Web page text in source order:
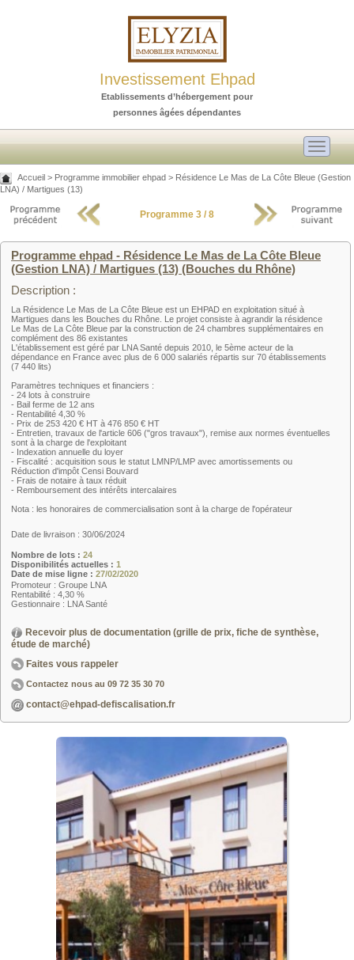
Investissement Ehpad
Etablissements d’hébergement pour
personnes âgées dépendantes
Toggle
Accueil > Programme immobilier ehpad > Résidence Le Mas de La Côte Bleue (Gestion
LNA) / Martigues (13)
Programme 3 / 8
Programme ehpad - Résidence Le Mas de La Côte Bleue
(Gestion LNA) / Martigues (13) (Bouches du Rhône)
Description :
La Résidence Le Mas de La Côte Bleue est un EHPAD en exploitation situé à
Martigues dans les Bouches du Rhône. Le projet consiste à agrandir la résidence
Le Mas de La Côte Bleue par la construction de 24 chambres supplémentaires en
complément des 86 existantes
L'établissement est géré par LNA Santé depuis 2010, le 5ème acteur de la
dépendance en France avec plus de 6 000 salariés répartis sur 70 établissements
(7 440 lits)
Paramètres techniques et financiers :
- 24 lots à construire
- Bail ferme de 12 ans
- Rentabilité 4,30 %
- Prix de 253 420 € HT à 476 850 € HT
- Entretien, travaux de l'article 606 ("gros travaux"), remise aux normes éventuelles
sont à la charge de l'exploitant
- Indexation annuelle du loyer
- Fiscalité : acquisition sous le statut LMNP/LMP avec amortissements ou
Réduction d'impôt Censi Bouvard
- Frais de notaire à taux réduit
- Remboursement des intérêts intercalaires
Nota : les honoraires de commercialisation sont à la charge de l'opérateur
Date de livraison : 30/06/2024
Nombre de lots : 24
Disponibilités actuelles : 1
Date de mise ligne : 27/02/2020
Promoteur : Groupe LNA
Rentabilité : 4,30 %
Gestionnaire : LNA Santé
Recevoir plus de documentation (grille de prix, fiche de synthèse,
étude de marché)
Faites vous rappeler
Contactez nous au 09 72 35 30 70
contact@ehpad-defiscalisation.fr